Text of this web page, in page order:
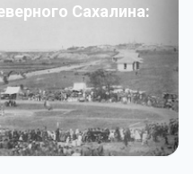
Сахалина: